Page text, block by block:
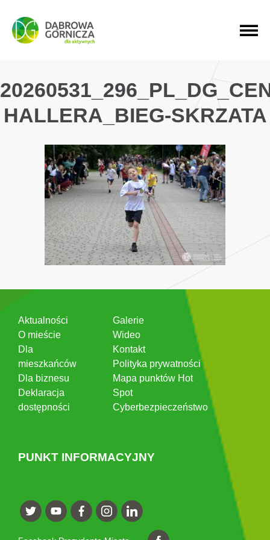
PRZEJDŹ DO MENU GŁÓWNEGO
PRZEJDŹ DO WYSZUKIWARKI
PRZEJDŹ DO TREŚCI
HALLERA_BIEG-SKRZATA
Aktualności
O mieście
Dla
mieszkańców
Dla biznesu
Deklaracja
dostępności
Galerie
Wideo
Kontakt
Polityka prywatności
Mapa punktów Hot
Spot
Cyberbezpieczeństwo
PUNKT INFORMACYJNY